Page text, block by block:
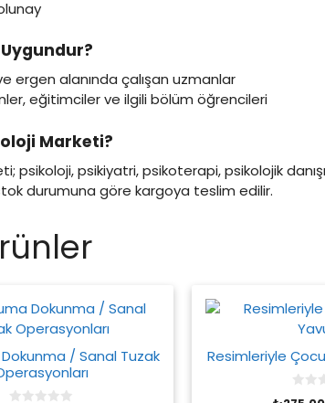
ergen alanında çalışan uzmanlar
eğitimciler ve ilgili bölüm öğrencileri
Marketi?
psikoloji, psikiyatri, psikoterapi, psikolojik
durumuna göre kargoya teslim edilir.
/ Sanal Tuzak
Resimleriyle